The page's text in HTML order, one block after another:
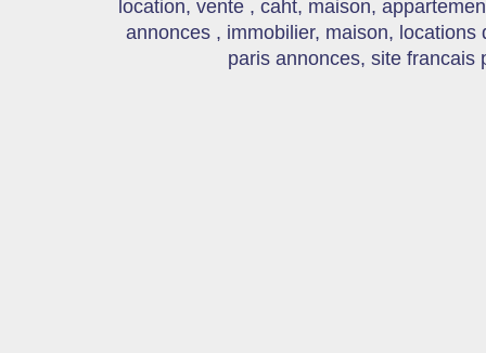
location, vente , caht, maison,
annonces , immobilier, maison,
paris annonces, site francais